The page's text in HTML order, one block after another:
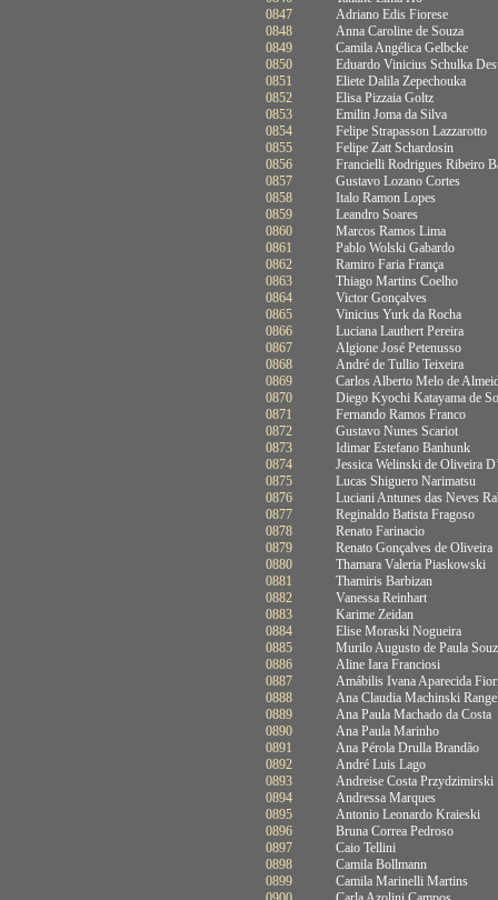
0847
Adriano Edis Fiorese
0848
Anna Caroline de Souza
0849
Camila Angélica Gelbcke
0850
Eduardo Vinicius Schulka
0851
Eliete Dalila Zepechouka
0852
Elisa Pizzaia Goltz
0853
Emilin Joma da Silva
0854
Felipe Strapasson Lazzarotto
0855
Felipe Zatt Schardosin
0856
Francielli Rodrigues Ribeiro
0857
Gustavo Lozano Cortes
0858
Italo Ramon Lopes
0859
Leandro Soares
0860
Marcos Ramos Lima
0861
Pablo Wolski Gabardo
0862
Ramiro Faria França
0863
Thiago Martins Coelho
0864
Victor Gonçalves
0865
Vinicius Yurk da Rocha
0866
Luciana Lauthert Pereira
0867
Algione José Petenusso
0868
André de Tullio Teixeira
0869
Carlos Alberto Melo de
0870
Diego Kyochi Katayama de
0871
Fernando Ramos Franco
0872
Gustavo Nunes Scariot
0873
Idimar Estefano Banhunk
0874
Jessica Welinski de Oliveira
0875
Lucas Shiguero Narimatsu
0876
Luciani Antunes das Neves
0877
Reginaldo Batista Fragoso
0878
Renato Farinacio
0879
Renato Gonçalves de Oliveira
0880
Thamara Valeria Piaskowski
0881
Thamiris Barbizan
0882
Vanessa Reinhart
0883
Karime Zeidan
0884
Elise Moraski Nogueira
0885
Murilo Augusto de Paula
0886
Aline Iara Franciosi
0887
Amábilis Ivana Aparecida
0888
Ana Claudia Machinski
0889
Ana Paula Machado da Costa
0890
Ana Paula Marinho
0891
Ana Pérola Drulla Brandão
0892
André Luis Lago
0893
Andreise Costa Przydzimirski
0894
Andressa Marques
0895
Antonio Leonardo Kraieski
0896
Bruna Correa Pedroso
0897
Caio Tellini
0898
Camila Bollmann
0899
Camila Marinelli Martins